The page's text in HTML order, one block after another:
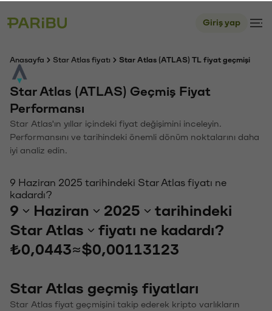
Giriş yap
Anasayfa Star Atlas fiyatı Star Atlas (ATLAS) TL fiyat geçmişi
Star Atlas (ATLAS) Geçmiş Fiyat
Performansı
Star Atlas'ın yıllar içindeki fiyat değişimini inceleyin.
Performansını ve tarihindeki önemli dönüm noktalarını daha
iyi analiz edin.
9 Haziran 2025 tarihindeki Star Atlas fiyatı ne
kadardı?
9 Haziran 2025
tarihindeki
Star Atlas
fiyatı ne kadardı?
₺0,0443≈$0,00113123
Star Atlas geçmiş fiyatları
Star Atlas fiyat geçmişini takip ederek kripto varlıkların